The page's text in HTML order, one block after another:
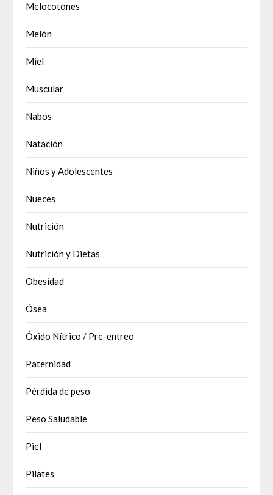
Melocotones
Melón
Miel
Muscular
Nabos
Natación
Niños y Adolescentes
Nueces
Nutrición
Nutrición y Dietas
Obesidad
Ósea
Óxido Nítrico / Pre-entreo
Paternidad
Pérdida de peso
Peso Saludable
Piel
Pilates